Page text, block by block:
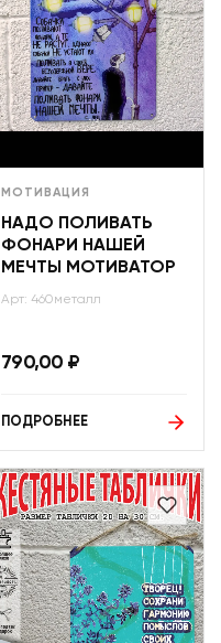
МОТИВАЦИЯ
НАДО ПОЛИВАТЬ
ФОНАРИ НАШЕЙ
МЕЧТЫ МОТИВАТОР
Арт: 460металл
790,00 ₽
ПОДРОБНЕЕ